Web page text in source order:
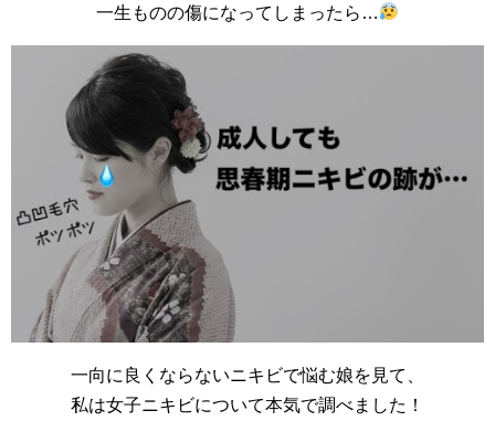
一生ものの傷になってしまったら…
一向に良くならないニキビで悩む娘を見て、
私は女子ニキビについて本気で調べました！